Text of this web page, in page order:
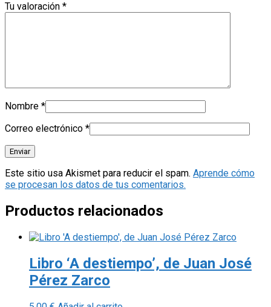
Tu valoración *
Nombre *
Correo electrónico *
Este sitio usa Akismet para reducir el spam. Aprende cómo
se procesan los datos de tus comentarios.
Productos relacionados
Libro ‘A destiempo’, de Juan José
Pérez Zarco